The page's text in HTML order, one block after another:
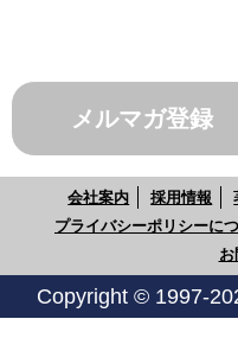
メルマガ登録
会社案内 採用情報
プライバシーポリシーに
Copyright © 1997-